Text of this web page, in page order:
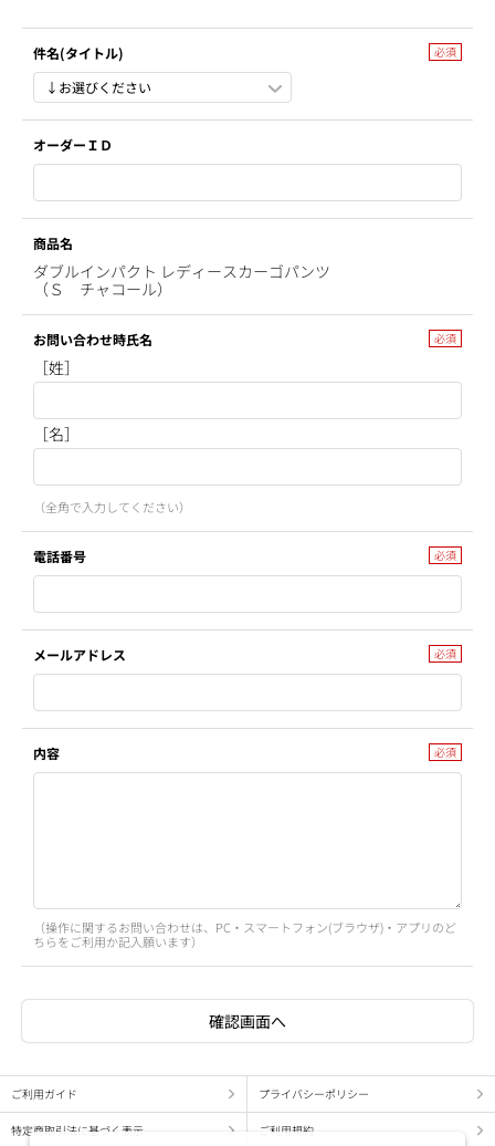
件名(タイトル)
オーダーＩＤ
商品名
ダブルインパクト レディースカーゴパンツ
（Ｓ チャコール）
お問い合わせ時氏名
［姓］
［名］
（全角で入力してください）
電話番号
メールアドレス
内容
（操作に関するお問い合わせは、PC・スマートフォン(ブラウザ)・アプリのど
ちらをご利用か記入願います）
ご利用ガイド プライバシーポリシー
特定商取引法に基づく表示 ご利用規約